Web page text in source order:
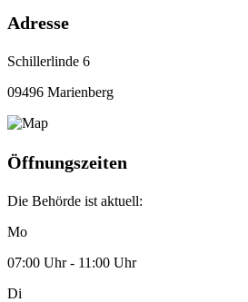
Adresse
Schillerlinde 6
09496 Marienberg
Öffnungszeiten
Die Behörde ist aktuell:
Mo
07:00 Uhr - 11:00 Uhr
Di